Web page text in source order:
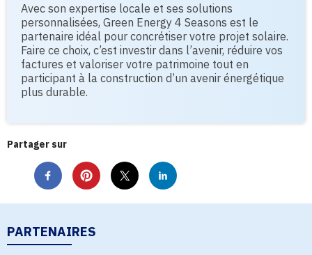
Avec son expertise locale et ses solutions
personnalisées, Green Energy 4 Seasons est le
partenaire idéal pour concrétiser votre projet solaire.
Faire ce choix, c’est investir dans l’avenir, réduire vos
factures et valoriser votre patrimoine tout en
participant à la construction d’un avenir énergétique
plus durable.
Partager sur
PARTENAIRES